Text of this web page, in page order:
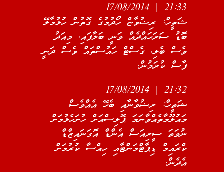
21:33 | 17/08/2014
ޝަތީހް: ރިޟުވާޏް ހޯދުމުގެ ގޮތުން ހުޅުމާލޭ
ބޮޑު ސަރަހައްދެއް ވަނީ ބަލާފައި، މިއަދު
ވެސް ބެލި، ގެސްޓް ހައުސްތައް ވެސް ދަނީ
ފާސް ކުރަމުން.
21:32 | 17/08/2014
ޝަތީހް: ރިޟުވާނާއި ބެހޭ އެއްވެސް
މައުލޫމާތެއްވާނަމަ ޕޮލިސްއަށް ހުށަހެޅުމަށް
ނުވަތަ ސީރިއަސް އެންޑް އޮގަނައިޒްޑް
ކްރައިމް ޑިޕާޓްމަންޓާއި ހިއްސާ ކުރުމަށް
އެދެން.